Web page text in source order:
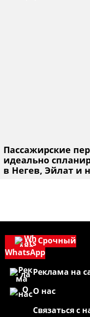
Пассажирские
идеально
в Негев, Эйлат и
Срочный
WhatsApp
Реклама на
О нас
Связаться с